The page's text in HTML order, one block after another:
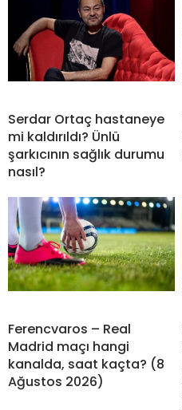
Serdar Ortaç hastaneye
mi kaldırıldı? Ünlü
şarkıcının sağlık durumu
nasıl?
Ferencvaros – Real
Madrid maçı hangi
kanalda, saat kaçta? (8
Ağustos 2026)